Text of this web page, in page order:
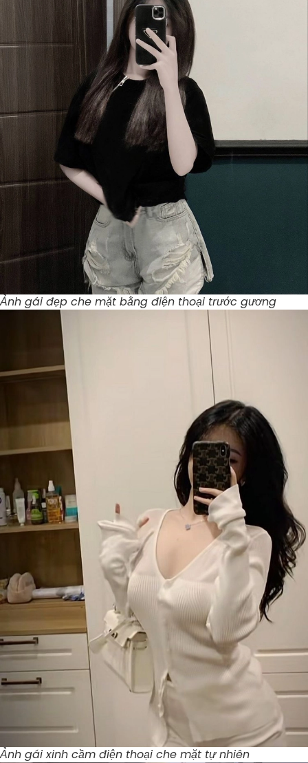
Ảnh gái đẹp che mặt bằng điện thoại trước gương
Ảnh gái xinh cầm điện thoại che mặt tự nhiên